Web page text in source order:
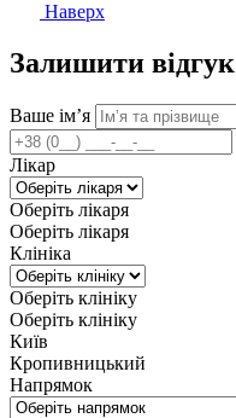
Наверх
Залишити відгук
Ваше імʼя
Лікар
Оберіть лікаря
Оберіть лікаря
Клініка
Оберіть клініку
Оберіть клініку
Київ
Кропивницький
Напрямок